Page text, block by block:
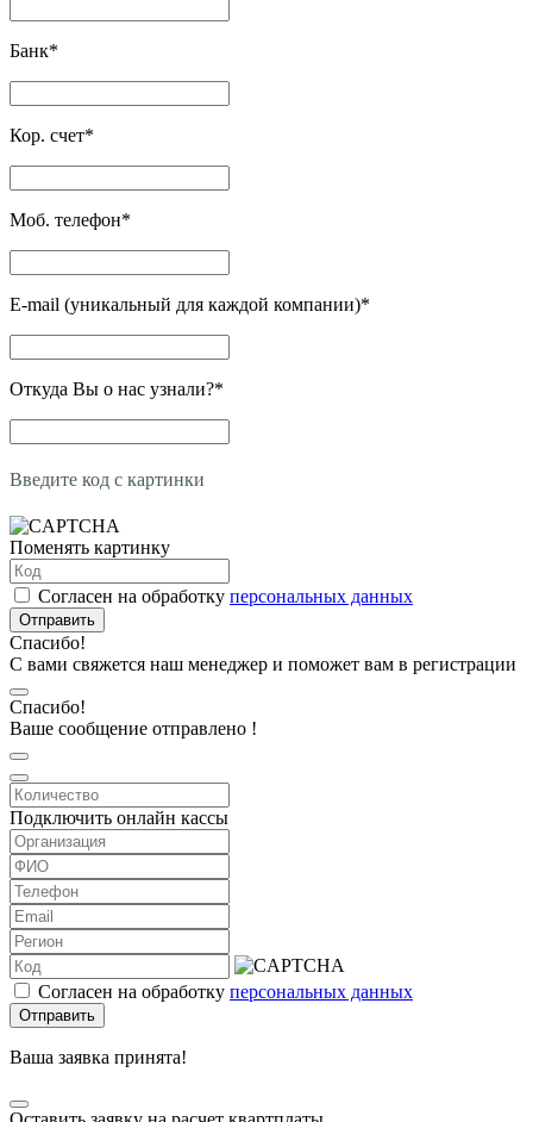
Банк*
Кор. счет*
Моб. телефон*
E-mail (уникальный для каждой компании)*
Откуда Вы о нас узнали?*
Введите код с картинки
Поменять картинку
Согласен на обработку персональных данных
Отправить
Спасибо!
С вами свяжется наш менеджер и поможет вам в регистрации
Спасибо!
Ваше сообщение отправлено !
Подключить онлайн кассы
Согласен на обработку персональных данных
Отправить
Ваша заявка принята!